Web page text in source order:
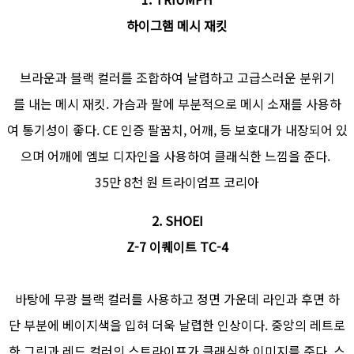
하이그햄 메시 재킷
브라운과 블랙 컬러를 조합하여 날렵하고 고급스러운 분위기
를 내는 메시 재킷. 가슴과 팔에 부분적으로 메시 소재를 사용하
여 통기성이 좋다. CE 인증 팔꿈치, 어깨, 등 보호대가 내장되어 있
으며 어깨에 엠보 디자인을 사용하여 클래식한 느낌을 준다.
35만 8천 원 트라이엄프 코리아
2. SHOEI
Z-7 이퀘이트 TC-4
바탕에 무광 블랙 컬러를 사용하고 정면 가운데 라인과 후면 하
단 부분에 베이지색을 입혀 더욱 날렵한 인상이다. 중앙의 레트로